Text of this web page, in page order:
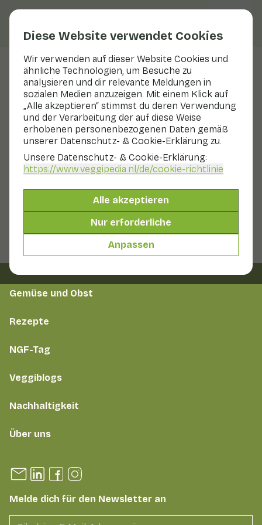
Diese Website verwendet Cookies
Wir verwenden auf dieser Website Cookies und
ähnliche Technologien, um Besuche zu
analysieren und dir relevante Meldungen in
sozialen Medien anzuzeigen. Mit einem Klick auf
„Alle akzeptieren“ stimmst du deren Verwendung
und der Verarbeitung der auf diese Weise
erhobenen personenbezogenen Daten gemäß
unserer Datenschutz- & Cookie-Erklärung zu.
Unsere Datenschutz- & Cookie-Erklärung:
https://www.veggipedia.nl/de/cookie-richtlinie
Alle akzeptieren
Nur erforderliche
Anpassen
Sweet Sensation Birne
Nährwerte sweet sensation birne
Unten findest du eine vollständige Übersicht aller
Nährwerte, gegebenenfalls mit unterschiedlichen
Zubereitungsarten.
Birnen getrocknet eingeweicht
Gemüse und Obst
Rezepte
NGF-Tag
Veggiblogs
Nachhaltigkeit
Über uns
Melde dich für den Newsletter an